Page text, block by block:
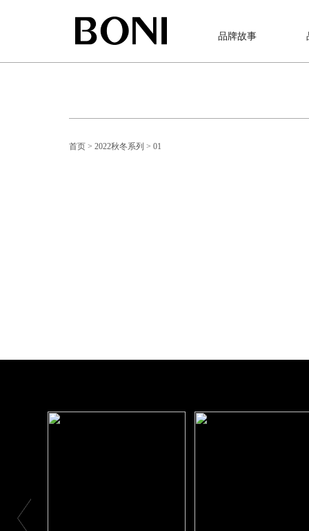
品牌故事
首页 > 2022秋冬系列 > 01